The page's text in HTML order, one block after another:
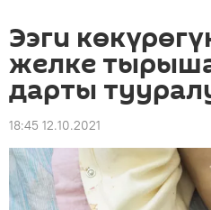
Ээги
желке
дарты
18:45 12.10.2021